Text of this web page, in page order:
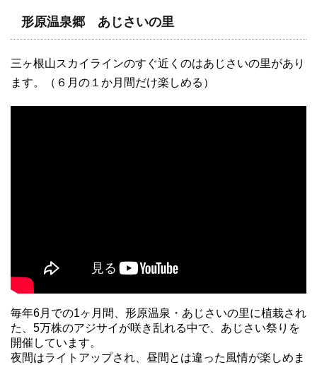
形原温泉郷 あじさいの里
三ヶ根山スカイラインのすぐ近くのはあじさいの里があり
ます。（６月の１か月間だけ楽しめる）
毎年6月での1ヶ月間、形原温泉・あじさいの里に植栽され
た、5万株のアジサイが咲き乱れる中で、あじさい祭りを
開催しています。
夜間はライトアップされ、昼間とは違った風情が楽しめま